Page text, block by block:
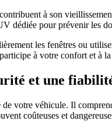
à son
dédiée pour prévenir les
les fenêtres ou
à votre confort et à
et une
votre véhicule. Il
coûteuses et